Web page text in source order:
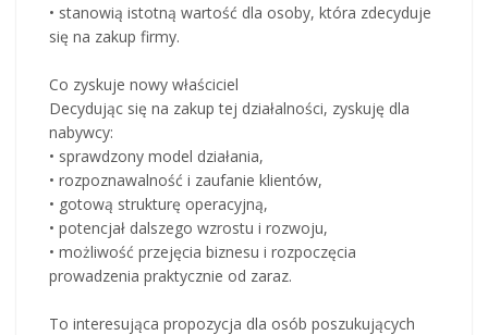
• stanowią istotną wartość dla osoby, która zdecyduje
się na zakup firmy.
Co zyskuje nowy właściciel
Decydując się na zakup tej działalności, zyskuję dla
nabywcy:
• sprawdzony model działania,
• rozpoznawalność i zaufanie klientów,
• gotową strukturę operacyjną,
• potencjał dalszego wzrostu i rozwoju,
• możliwość przejęcia biznesu i rozpoczęcia
prowadzenia praktycznie od zaraz.
To interesująca propozycja dla osób poszukujących